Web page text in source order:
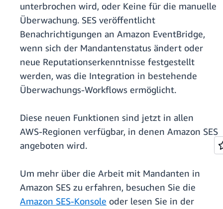
unterbrochen wird, oder Keine für die manuelle
Überwachung. SES veröffentlicht
Benachrichtigungen an Amazon EventBridge,
wenn sich der Mandantenstatus ändert oder
neue Reputationserkenntnisse festgestellt
werden, was die Integration in bestehende
Überwachungs-Workflows ermöglicht.
Diese neuen Funktionen sind jetzt in allen
AWS-Regionen verfügbar, in denen Amazon SES
angeboten wird.
Um mehr über die Arbeit mit Mandanten in
Amazon SES zu erfahren, besuchen Sie die
Amazon SES-Konsole oder lesen Sie in der